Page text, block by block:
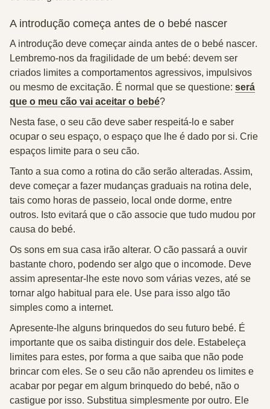
A introdução começa antes de o bebé nascer
A introdução deve começar ainda antes de o bebé nascer.
Lembremo-nos da fragilidade de um bebé: devem ser
criados limites a comportamentos agressivos, impulsivos
ou mesmo de excitação. É normal que se questione: será
que o meu cão vai aceitar o bebé?
Nesta fase, o seu cão deve saber respeitá-lo e saber
ocupar o seu espaço, o espaço que lhe é dado por si. Crie
espaços limite para o seu cão.
Tanto a sua como a rotina do cão serão alteradas. Assim,
deve começar a fazer mudanças graduais na rotina dele,
tais como horas de passeio, local onde dorme, entre
outros. Isto evitará que o cão associe que tudo mudou por
causa do bebé.
Os sons em sua casa irão alterar. O cão passará a ouvir
bastante choro, podendo ser algo que o incomode. Deve
assim apresentar-lhe este novo som várias vezes, até se
tornar algo habitual para ele. Use para isso algo tão
simples como a internet.
Apresente-lhe alguns brinquedos do seu futuro bebé. É
importante que os saiba distinguir dos dele. Estabeleça
limites para estes, por forma a que saiba que não pode
brincar com eles. Se o seu cão não aprendeu os limites e
acabar por pegar em algum brinquedo do bebé, não o
castigue por isso. Substitua simplesmente por outro. Ele